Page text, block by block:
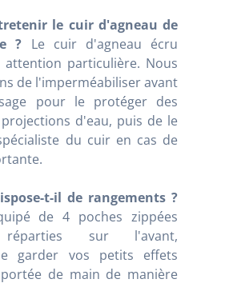
le cuir d'agneau de
? Le cuir d'agneau écru
attention particulière. Nous
de l'imperméabiliser avant
pour le protéger des
d'eau, puis de le
du cuir en cas de
t-il de rangements ?
de 4 poches zippées
réparties sur l'avant,
garder vos petits effets
de main de manière